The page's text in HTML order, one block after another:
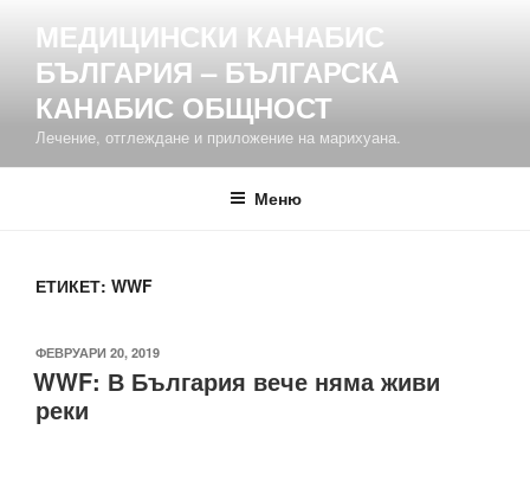
съдържанието
МЕДИЦИНСКИ КАНАБИС
БЪЛГАРИЯ – БЪЛГАРСКA
КАНАБИС ОБЩНОСТ
Лечение, отглеждане и приложение на марихуана.
Меню
ЕТИКЕТ: WWF
ПУБЛИКУВАНО
НА
ФЕВРУАРИ 20, 2019
WWF: В България вече няма живи
реки